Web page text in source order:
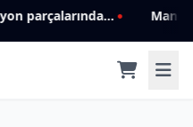
Mannlich: Filtre ve ön süspansiyon parçalarında genişleyen ürün yelpazesiyle kalite ve güven.